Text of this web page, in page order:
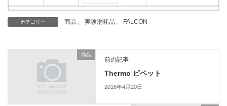
カテゴリー 商品 、 実験消耗品 、 FALCON
商品
前の記事
Thermo ピペット
2016年4月20日